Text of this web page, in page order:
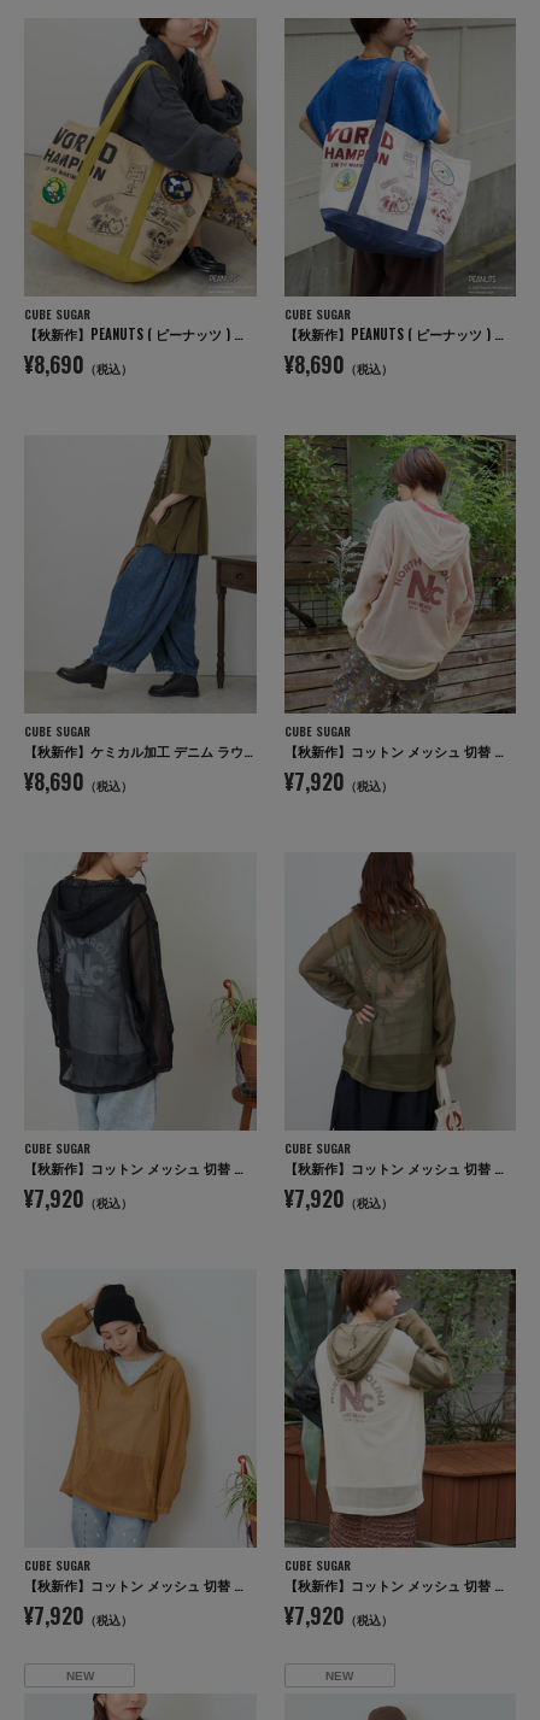
CUBE SUGAR
【秋新作】PEANUTS ( ピーナッツ ) キャンバス ビッグ トートバッグ
¥8,690 （税込）
CUBE SUGAR
【秋新作】PEANUTS ( ピーナッツ ) キャンバス ビッグ トートバッグ
¥8,690 （税込）
CUBE SUGAR
【秋新作】ケミカル加工 デニム ラウンド切替 バルーンパンツ
¥8,690 （税込）
CUBE SUGAR
【秋新作】コットン メッシュ 切替 ビッグパーカー
¥7,920 （税込）
CUBE SUGAR
【秋新作】コットン メッシュ 切替 ビッグパーカー
¥7,920 （税込）
CUBE SUGAR
【秋新作】コットン メッシュ 切替 ビッグパーカー
¥7,920 （税込）
CUBE SUGAR
【秋新作】コットン メッシュ 切替 ビッグパーカー
¥7,920 （税込）
CUBE SUGAR
【秋新作】コットン メッシュ 切替 ビッグパーカー
¥7,920 （税込）
NEW NEW